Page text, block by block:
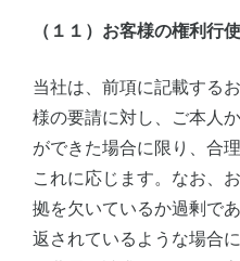
（１１）お客様の権利行
当社は、前項に記載する
様の要請に対し、ご本人
ができた場合に限り、合
これに応じます。なお、
拠を欠いているか過剰で
返されているような場合